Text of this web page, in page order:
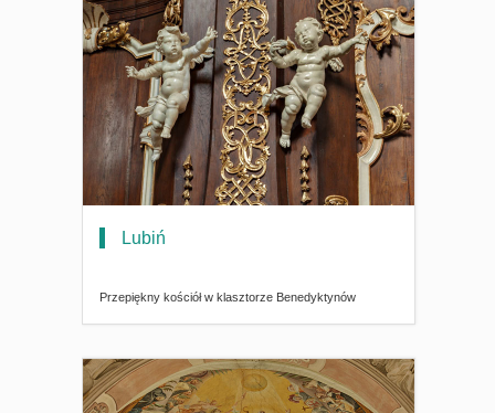
Lubiń
Przepiękny kościół w klasztorze Benedyktynów